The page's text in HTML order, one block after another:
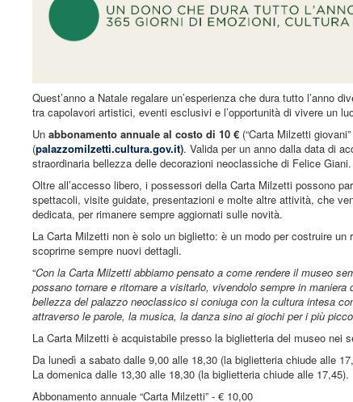
Quest’anno a Natale regalare un’esperienza che dura tutto l’anno
tra capolavori artistici, eventi esclusivi e l’opportunità di vivere un
Un abbonamento annuale al costo di 10 € (“Carta Milzetti
(palazzomilzetti.cultura.gov.it). Valida per un anno dalla data di
straordinaria bellezza delle decorazioni neoclassiche di Felice Giani.
Oltre all’accesso libero, i possessori della Carta Milzetti possono
spettacoli, visite guidate, presentazioni e molte altre attività, che
dedicata, per rimanere sempre aggiornati sulle novità.
La Carta Milzetti non è solo un biglietto: è un modo per costruire
scoprirne sempre nuovi dettagli.
“Con la Carta Milzetti abbiamo pensato a come rendere il museo
possano tornare e ritornare a visitarlo, vivendolo sempre in maniera
bellezza del palazzo neoclassico si coniuga con la cultura intesa
attraverso le parole, la musica, la danza sino ai giochi per i più
La Carta Milzetti è acquistabile presso la biglietteria del museo nei
Da lunedì a sabato dalle 9,00 alle 18,30 (la biglietteria chiude alle
La domenica dalle 13,30 alle 18,30 (la biglietteria chiude alle 17,45).
Abbonamento annuale “Carta Milzetti” - € 10,00